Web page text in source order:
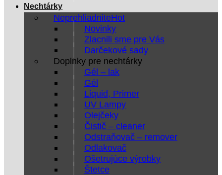
Nechtárky
Neprehliadnite
Novinky
Zlacnili sme pre Vás
Darčekové sady
Doplnky pre nechtárky
Gél – lak
Gél
Liquid, Primer
UV Lampy
Olejčeky
Čistič – cleaner
Odstraňovač – remover
Odlakovač
Ošetrujúce výrobky
Štetce